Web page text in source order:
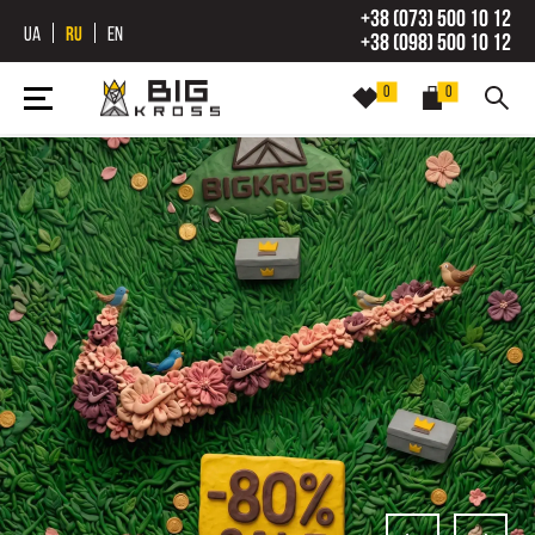
UA RU EN
+38 (073) 500 10 12
+38 (098) 500 10 12
0
0